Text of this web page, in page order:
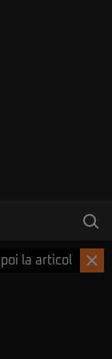
la articol